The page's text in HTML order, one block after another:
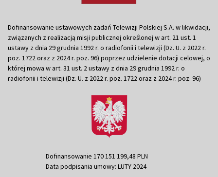
Dofinansowanie ustawowych zadań Telewizji Polskiej S.A. w likwidacji,
związanych z realizacją misji publicznej określonej w art. 21 ust. 1
ustawy z dnia 29 grudnia 1992 r. o radiofonii i telewizji (Dz. U. z 2022 r.
poz. 1722 oraz z 2024 r. poz. 96) poprzez udzielenie dotacji celowej, o
której mowa w art. 31 ust. 2 ustawy z dnia 29 grudnia 1992 r. o
radiofonii i telewizji (Dz. U. z 2022 r. poz. 1722 oraz z 2024 r. poz. 96)
Dofinansowanie 170 151 199,48 PLN
Data podpisania umowy: LUTY 2024